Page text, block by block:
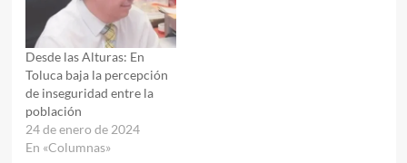
Desde las Alturas: En
Toluca baja la percepción
de inseguridad entre la
población
24 de enero de 2024
En «Columnas»